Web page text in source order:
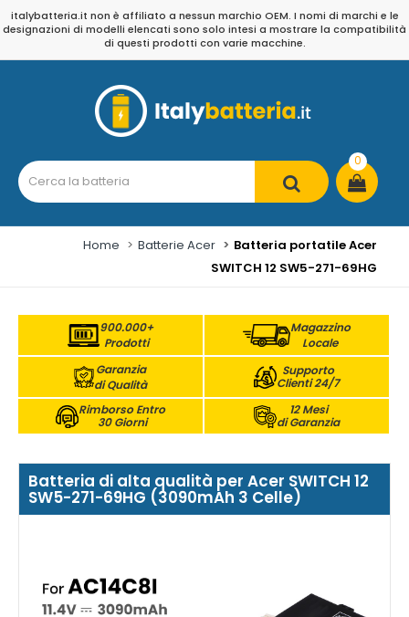
italybatteria.it non è affiliato a nessun marchio OEM. I nomi di marchi e le
designazioni di modelli elencati sono solo intesi a mostrare la compatibilità
di questi prodotti con varie macchine.
0
Home Batterie Acer
Batteria portatile Acer
SWITCH 12 SW5-271-69HG
900.000+
Prodotti
Magazzino
Locale
Garanzia
di Qualità
Supporto
Clienti 24/7
Rimborso Entro
30 Giorni
12 Mesi
di Garanzia
Batteria di alta qualità per Acer SWITCH 12
SW5-271-69HG (3090mAh 3 Celle)